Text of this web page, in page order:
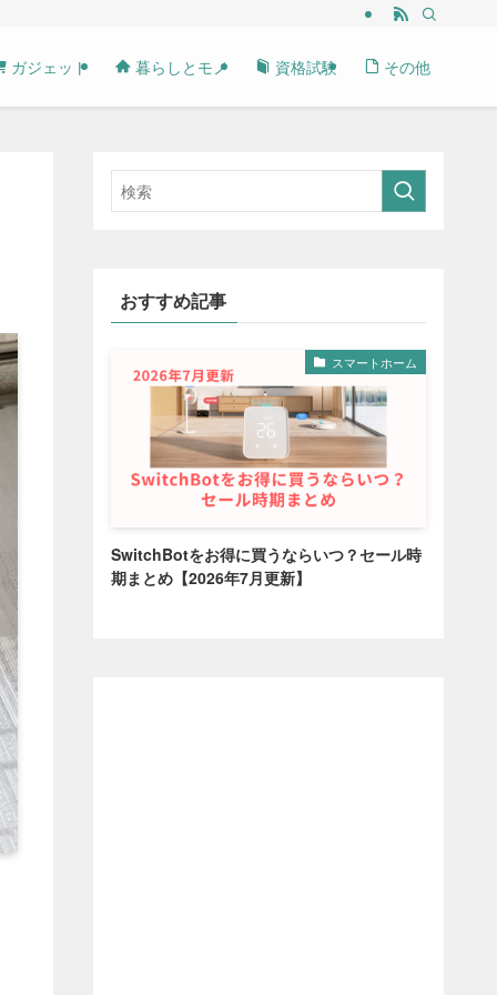
ガジェット 暮らしとモノ 資格試験 その他
おすすめ記事
スマートホーム
SwitchBotをお得に買うならいつ？セール時
期まとめ【2026年7月更新】